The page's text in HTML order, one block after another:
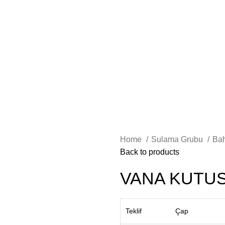
Home Sulama Grubu
Back to products
VANA
Teklif Çap